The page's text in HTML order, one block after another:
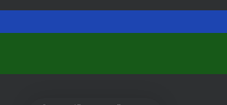
Delivery toSăvinești, NT Switch